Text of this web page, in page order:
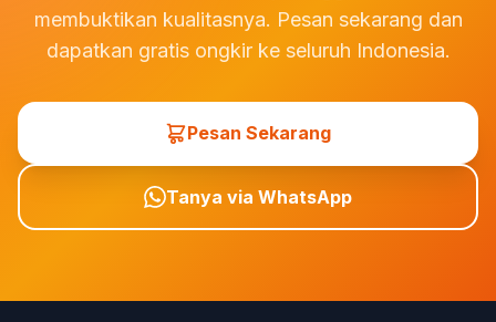
membuktikan kualitasnya. Pesan sekarang dan
dapatkan gratis ongkir ke seluruh Indonesia.
Pesan Sekarang
Tanya via WhatsApp